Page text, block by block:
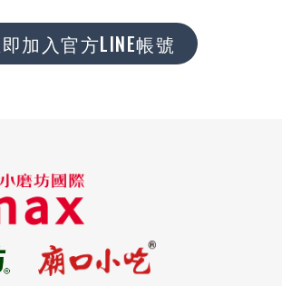
加入官方LINE帳號